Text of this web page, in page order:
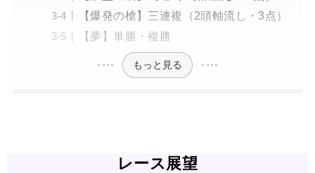
【爆発の槍】三連複（2頭軸流し・3点）
【夢】単勝・複勝
もっと見る
レース展望